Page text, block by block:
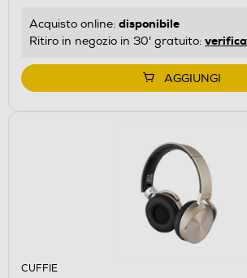
Acquisto online: disponibile
Ritiro in negozio in 30' gratuito: verifica
AGGIUNGI
CUFFIE